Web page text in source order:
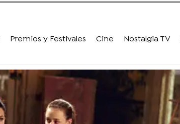
Premios y Festivales Cine Nostalgia TV